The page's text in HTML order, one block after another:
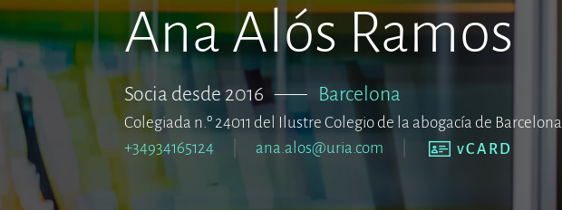
Ana Alós Ramos
Socia desde 2016 ––– Barcelona
Colegiada n.º 24011 del Ilustre Colegio de la abogacía de Barcelona
+34934165124
ana.alos@uria.com vCARD